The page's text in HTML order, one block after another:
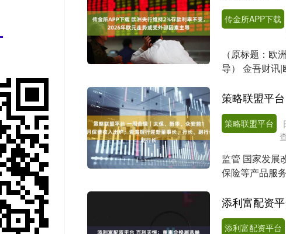
传金所APP下载
（原标题：
导） 金吾财讯
策略联盟平台
监管 国家发展
保险等产品服
添利富配资
添利富配资平台